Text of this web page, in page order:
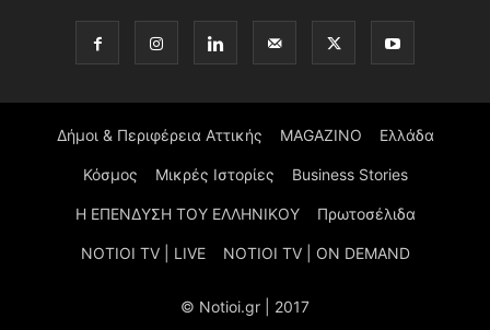
Δήμοι & Περιφέρεια Αττικής MAGAZINO Ελλάδα
Κόσμος Μικρές Ιστορίες Business Stories
Η ΕΠΕΝΔΥΣΗ ΤΟΥ ΕΛΛΗΝΙΚΟΥ Πρωτοσέλιδα
NOTIOI TV | LIVE NOTIOI TV | ON DEMAND
© Notioi.gr | 2017